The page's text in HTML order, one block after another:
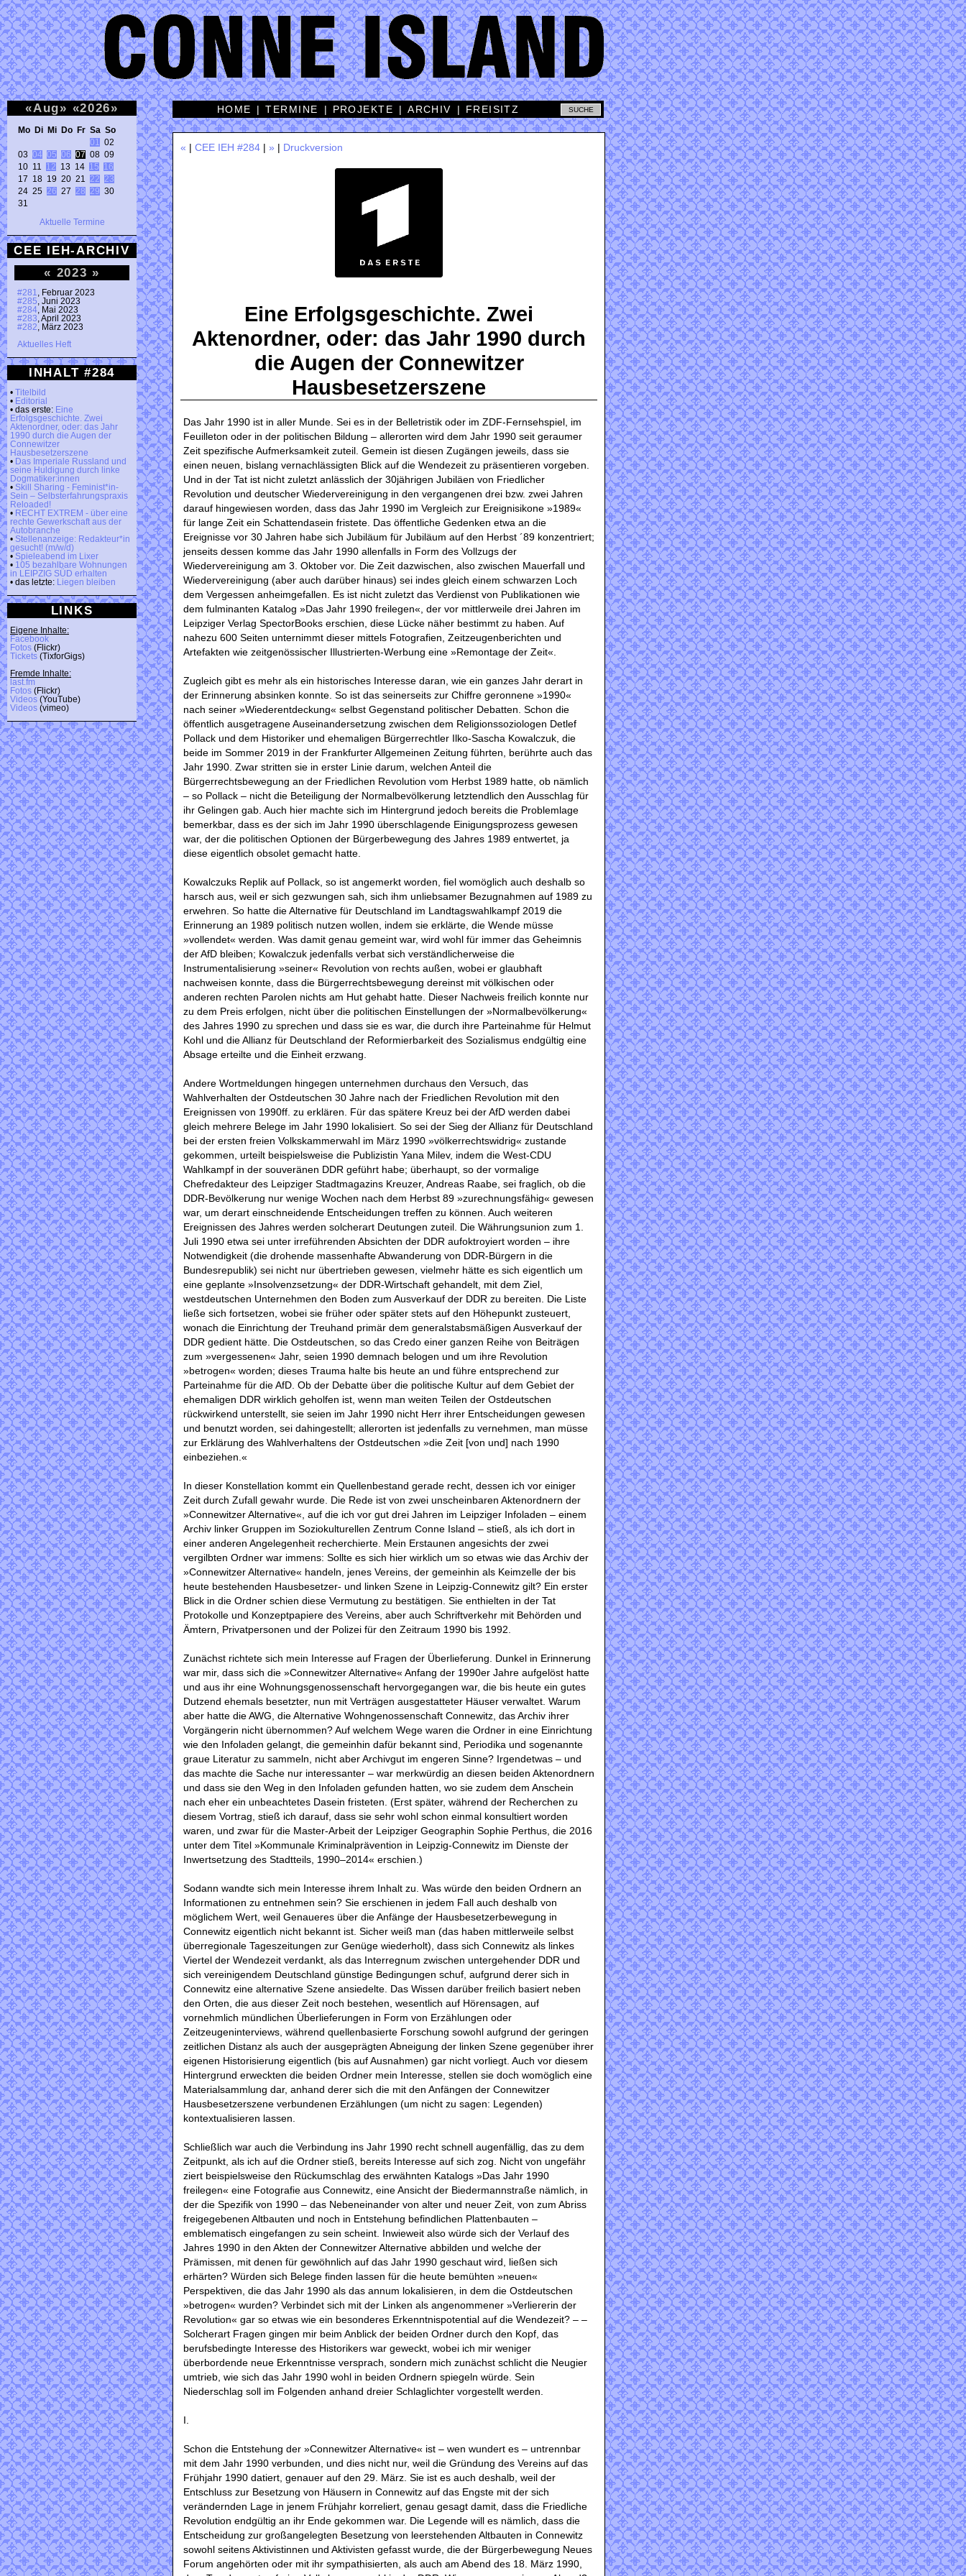
«Aug» «2026»
Mo Di Mi Do Fr Sa So
01
02
03 04 05 06 07 08 09
10 11 12 13 14 15
16
17 18 19 20 21 22
23
24 25 26 27 28 29 30
31
Aktuelle Termine
CEE IEH-ARCHIV
« 2023 »
#281
, Februar 2023
#285 , Juni 2023
#284 , Mai 2023
#283 , April 2023
#282 , März 2023
Aktuelles Heft
INHALT #284
• Titelbild
• Editorial
• das erste: Eine
Erfolgsgeschichte. Zwei
Aktenordner, oder: das Jahr
1990 durch die Augen der
Connewitzer
Hausbesetzerszene
• Das Imperiale Russland und
seine Huldigung durch linke
Dogmatiker:innen
• Skill Sharing - Feminist*in-
Sein – Selbsterfahrungspraxis
Reloaded!
• RECHT EXTREM - über eine
rechte Gewerkschaft aus der
Autobranche
• Stellenanzeige: Redakteur*in
gesucht! (m/w/d)
• Spieleabend im Lixer
• 105 bezahlbare Wohnungen
in LEIPZIG SÜD erhalten
• das letzte:
Liegen bleiben
LINKS
Eigene Inhalte:
Facebook
Fotos (Flickr)
Tickets (TixforGigs)
Fremde Inhalte:
last.fm
Fotos (Flickr)
Videos (YouTube)
Videos (vimeo)
HOME |TERMINE | PROJEKTE |ARCHIV | FREISITZ
« | CEE IEH #284 | » | Druckversion
Eine Erfolgsgeschichte. Zwei
Aktenordner, oder: das Jahr 1990 durch
die Augen der Connewitzer
Hausbesetzerszene
Das Jahr 1990 ist in aller Munde. Sei es in der Belletristik oder im ZDF-Fernsehspiel, im
Feuilleton oder in der politischen Bildung – allerorten wird dem Jahr 1990 seit geraumer
Zeit spezifische Aufmerksamkeit zuteil. Gemein ist diesen Zugängen jeweils, dass sie
einen neuen, bislang vernachlässigten Blick auf die Wendezeit zu präsentieren vorgeben.
Und in der Tat ist nicht zuletzt anlässlich der 30jährigen Jubiläen von Friedlicher
Revolution und deutscher Wiedervereinigung in den vergangenen drei bzw. zwei Jahren
darauf hingewiesen worden, dass das Jahr 1990 im Vergleich zur Ereignisikone »1989«
für lange Zeit ein Schattendasein fristete. Das öffentliche Gedenken etwa an die
Ereignisse vor 30 Jahren habe sich Jubiläum für Jubiläum auf den Herbst ´89 konzentriert;
jenseits dessen komme das Jahr 1990 allenfalls in Form des Vollzugs der
Wiedervereinigung am 3. Oktober vor. Die Zeit dazwischen, also zwischen Mauerfall und
Wiedervereinigung (aber auch darüber hinaus) sei indes gleich einem schwarzen Loch
dem Vergessen anheimgefallen. Es ist nicht zuletzt das Verdienst von Publikationen wie
dem fulminanten Katalog »Das Jahr 1990 freilegen«, der vor mittlerweile drei Jahren im
Leipziger Verlag SpectorBooks erschien, diese Lücke näher bestimmt zu haben. Auf
nahezu 600 Seiten unternimmt dieser mittels Fotografien, Zeitzeugenberichten und
Artefakten wie zeitgenössischer Illustrierten-Werbung eine »Remontage der Zeit«.
Zugleich gibt es mehr als ein historisches Interesse daran, wie ein ganzes Jahr derart in
der Erinnerung absinken konnte. So ist das seinerseits zur Chiffre geronnene »1990«
nach seiner »Wiederentdeckung« selbst Gegenstand politischer Debatten. Schon die
öffentlich ausgetragene Auseinandersetzung zwischen dem Religionssoziologen Detlef
Pollack und dem Historiker und ehemaligen Bürgerrechtler Ilko-Sascha Kowalczuk, die
beide im Sommer 2019 in der Frankfurter Allgemeinen Zeitung führten, berührte auch das
Jahr 1990. Zwar stritten sie in erster Linie darum, welchen Anteil die
Bürgerrechtsbewegung an der Friedlichen Revolution vom Herbst 1989 hatte, ob nämlich
– so Pollack – nicht die Beteiligung der Normalbevölkerung letztendlich den Ausschlag für
ihr Gelingen gab. Auch hier machte sich im Hintergrund jedoch bereits die Problemlage
bemerkbar, dass es der sich im Jahr 1990 überschlagende Einigungsprozess gewesen
war, der die politischen Optionen der Bürgerbewegung des Jahres 1989 entwertet, ja
diese eigentlich obsolet gemacht hatte.
Kowalczuks Replik auf Pollack, so ist angemerkt worden, fiel womöglich auch deshalb so
harsch aus, weil er sich gezwungen sah, sich ihm unliebsamer Bezugnahmen auf 1989 zu
erwehren. So hatte die Alternative für Deutschland im Landtagswahlkampf 2019 die
Erinnerung an 1989 politisch nutzen wollen, indem sie erklärte, die Wende müsse
»vollendet« werden. Was damit genau gemeint war, wird wohl für immer das Geheimnis
der AfD bleiben; Kowalczuk jedenfalls verbat sich verständlicherweise die
Instrumentalisierung »seiner« Revolution von rechts außen, wobei er glaubhaft
nachweisen konnte, dass die Bürgerrechtsbewegung dereinst mit völkischen oder
anderen rechten Parolen nichts am Hut gehabt hatte. Dieser Nachweis freilich konnte nur
zu dem Preis erfolgen, nicht über die politischen Einstellungen der »Normalbevölkerung«
des Jahres 1990 zu sprechen und dass sie es war, die durch ihre Parteinahme für Helmut
Kohl und die Allianz für Deutschland der Reformierbarkeit des Sozialismus endgültig eine
Absage erteilte und die Einheit erzwang.
Andere Wortmeldungen hingegen unternehmen durchaus den Versuch, das
Wahlverhalten der Ostdeutschen 30 Jahre nach der Friedlichen Revolution mit den
Ereignissen von 1990ff. zu erklären. Für das spätere Kreuz bei der AfD werden dabei
gleich mehrere Belege im Jahr 1990 lokalisiert. So sei der Sieg der Allianz für Deutschland
bei der ersten freien Volkskammerwahl im März 1990 »völkerrechtswidrig« zustande
gekommen, urteilt beispielsweise die Publizistin Yana Milev, indem die West-CDU
Wahlkampf in der souveränen DDR geführt habe; überhaupt, so der vormalige
Chefredakteur des Leipziger Stadtmagazins Kreuzer, Andreas Raabe, sei fraglich, ob die
DDR-Bevölkerung nur wenige Wochen nach dem Herbst 89 »zurechnungsfähig« gewesen
war, um derart einschneidende Entscheidungen treffen zu können. Auch weiteren
Ereignissen des Jahres werden solcherart Deutungen zuteil. Die Währungsunion zum 1.
Juli 1990 etwa sei unter irreführenden Absichten der DDR aufoktroyiert worden – ihre
Notwendigkeit (die drohende massenhafte Abwanderung von DDR-Bürgern in die
Bundesrepublik) sei nicht nur übertrieben gewesen, vielmehr hätte es sich eigentlich um
eine geplante »Insolvenzsetzung« der DDR-Wirtschaft gehandelt, mit dem Ziel,
westdeutschen Unternehmen den Boden zum Ausverkauf der DDR zu bereiten. Die Liste
ließe sich fortsetzen, wobei sie früher oder später stets auf den Höhepunkt zusteuert,
wonach die Einrichtung der Treuhand primär dem generalstabsmäßigen Ausverkauf der
DDR gedient hätte. Die Ostdeutschen, so das Credo einer ganzen Reihe von Beiträgen
zum »vergessenen« Jahr, seien 1990 demnach belogen und um ihre Revolution
»betrogen« worden; dieses Trauma halte bis heute an und führe entsprechend zur
Parteinahme für die AfD. Ob der Debatte über die politische Kultur auf dem Gebiet der
ehemaligen DDR wirklich geholfen ist, wenn man weiten Teilen der Ostdeutschen
rückwirkend unterstellt, sie seien im Jahr 1990 nicht Herr ihrer Entscheidungen gewesen
und benutzt worden, sei dahingestellt; allerorten ist jedenfalls zu vernehmen, man müsse
zur Erklärung des Wahlverhaltens der Ostdeutschen »die Zeit [von und] nach 1990
einbeziehen.«
In dieser Konstellation kommt ein Quellenbestand gerade recht, dessen ich vor einiger
Zeit durch Zufall gewahr wurde. Die Rede ist von zwei unscheinbaren Aktenordnern der
»Connewitzer Alternative«, auf die ich vor gut drei Jahren im Leipziger Infoladen – einem
Archiv linker Gruppen im Soziokulturellen Zentrum Conne Island ‒ stieß, als ich dort in
einer anderen Angelegenheit recherchierte. Mein Erstaunen angesichts der zwei
vergilbten Ordner war immens: Sollte es sich hier wirklich um so etwas wie das Archiv der
»Connewitzer Alternative« handeln, jenes Vereins, der gemeinhin als Keimzelle der bis
heute bestehenden Hausbesetzer- und linken Szene in Leipzig-Connewitz gilt? Ein erster
Blick in die Ordner schien diese Vermutung zu bestätigen. Sie enthielten in der Tat
Protokolle und Konzeptpapiere des Vereins, aber auch Schriftverkehr mit Behörden und
Ämtern, Privatpersonen und der Polizei für den Zeitraum 1990 bis 1992.
Zunächst richtete sich mein Interesse auf Fragen der Überlieferung. Dunkel in Erinnerung
war mir, dass sich die »Connewitzer Alternative« Anfang der 1990er Jahre aufgelöst hatte
und aus ihr eine Wohnungsgenossenschaft hervorgegangen war, die bis heute ein gutes
Dutzend ehemals besetzter, nun mit Verträgen ausgestatteter Häuser verwaltet. Warum
aber hatte die AWG, die Alternative Wohngenossenschaft Connewitz, das Archiv ihrer
Vorgängerin nicht übernommen? Auf welchem Wege waren die Ordner in eine Einrichtung
wie den Infoladen gelangt, die gemeinhin dafür bekannt sind, Periodika und sogenannte
graue Literatur zu sammeln, nicht aber Archivgut im engeren Sinne? Irgendetwas – und
das machte die Sache nur interessanter ‒ war merkwürdig an diesen beiden Aktenordnern
und dass sie den Weg in den Infoladen gefunden hatten, wo sie zudem dem Anschein
nach eher ein unbeachtetes Dasein fristeten. (Erst später, während der Recherchen zu
diesem Vortrag, stieß ich darauf, dass sie sehr wohl schon einmal konsultiert worden
waren, und zwar für die Master-Arbeit der Leipziger Geographin Sophie Perthus, die 2016
unter dem Titel »Kommunale Kriminalprävention in Leipzig-Connewitz im Dienste der
Inwertsetzung des Stadtteils, 1990–2014« erschien.)
Sodann wandte sich mein Interesse ihrem Inhalt zu. Was würde den beiden Ordnern an
Informationen zu entnehmen sein? Sie erschienen in jedem Fall auch deshalb von
möglichem Wert, weil Genaueres über die Anfänge der Hausbesetzerbewegung in
Connewitz eigentlich nicht bekannt ist. Sicher weiß man (das haben mittlerweile selbst
überregionale Tageszeitungen zur Genüge wiederholt), dass sich Connewitz als linkes
Viertel der Wendezeit verdankt, als das Interregnum zwischen untergehender DDR und
sich vereinigendem Deutschland günstige Bedingungen schuf, aufgrund derer sich in
Connewitz eine alternative Szene ansiedelte. Das Wissen darüber freilich basiert neben
den Orten, die aus dieser Zeit noch bestehen, wesentlich auf Hörensagen, auf
vornehmlich mündlichen Überlieferungen in Form von Erzählungen oder
Zeitzeugeninterviews, während quellenbasierte Forschung sowohl aufgrund der geringen
zeitlichen Distanz als auch der ausgeprägten Abneigung der linken Szene gegenüber ihrer
eigenen Historisierung eigentlich (bis auf Ausnahmen) gar nicht vorliegt. Auch vor diesem
Hintergrund erweckten die beiden Ordner mein Interesse, stellen sie doch womöglich eine
Materialsammlung dar, anhand derer sich die mit den Anfängen der Connewitzer
Hausbesetzerszene verbundenen Erzählungen (um nicht zu sagen: Legenden)
kontextualisieren lassen.
Schließlich war auch die Verbindung ins Jahr 1990 recht schnell augenfällig, das zu dem
Zeitpunkt, als ich auf die Ordner stieß, bereits Interesse auf sich zog. Nicht von ungefähr
ziert beispielsweise den Rückumschlag des erwähnten Katalogs »Das Jahr 1990
freilegen« eine Fotografie aus Connewitz, eine Ansicht der Biedermannstraße nämlich, in
der die Spezifik von 1990 ‒ das Nebeneinander von alter und neuer Zeit, von zum Abriss
freigegebenen Altbauten und noch in Entstehung befindlichen Plattenbauten ‒
emblematisch eingefangen zu sein scheint. Inwieweit also würde sich der Verlauf des
Jahres 1990 in den Akten der Connewitzer Alternative abbilden und welche der
Prämissen, mit denen für gewöhnlich auf das Jahr 1990 geschaut wird, ließen sich
erhärten? Würden sich Belege finden lassen für die heute bemühten »neuen«
Perspektiven, die das Jahr 1990 als das annum lokalisieren, in dem die Ostdeutschen
»betrogen« wurden? Verbindet sich mit der Linken als angenommener »Verliererin der
Revolution« gar so etwas wie ein besonderes Erkenntnispotential auf die Wendezeit? ‒ ‒
Solcherart Fragen gingen mir beim Anblick der beiden Ordner durch den Kopf, das
berufsbedingte Interesse des Historikers war geweckt, wobei ich mir weniger
überbordende neue Erkenntnisse versprach, sondern mich zunächst schlicht die Neugier
umtrieb, wie sich das Jahr 1990 wohl in beiden Ordnern spiegeln würde. Sein
Niederschlag soll im Folgenden anhand dreier Schlaglichter vorgestellt werden.
I.
Schon die Entstehung der »Connewitzer Alternative« ist ‒ wen wundert es ‒ untrennbar
mit dem Jahr 1990 verbunden, und dies nicht nur, weil die Gründung des Vereins auf das
Frühjahr 1990 datiert, genauer auf den 29. März. Sie ist es auch deshalb, weil der
Entschluss zur Besetzung von Häusern in Connewitz auf das Engste mit der sich
verändernden Lage in jenem Frühjahr korreliert, genau gesagt damit, dass die Friedliche
Revolution endgültig an ihr Ende gekommen war. Die Legende will es nämlich, dass die
Entscheidung zur großangelegten Besetzung von leerstehenden Altbauten in Connewitz
sowohl seitens Aktivistinnen und Aktivisten gefasst wurde, die der Bürgerbewegung Neues
Forum angehörten oder mit ihr sympathisierten, als auch am Abend des 18. März 1990,